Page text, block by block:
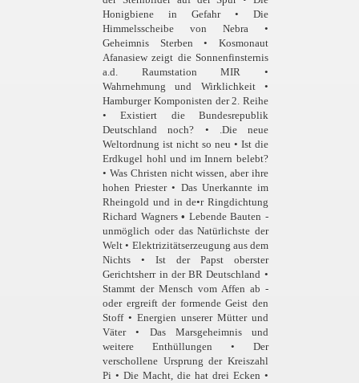
Honigbiene in Gefahr • Die
Himmelsscheibe von Nebra •
Geheimnis Sterben • Kosmonaut
Afanasiew zeigt die Sonnenfinsternis
a.d. Raumstation MIR •
Wahrnehmung und Wirklichkeit •
Hamburger Komponisten der 2. Reihe
• Existiert die Bundesrepublik
Deutschland noch? • .Die neue
Weltordnung ist nicht so neu • Ist die
Erdkugel hohl und im Innern belebt?
• Was Christen nicht wissen, aber ihre
hohen Priester • Das Unerkannte im
Rheingold und in de•r Ringdichtung
Richard Wagners• Lebende Bauten -
unmöglich oder das Natürlichste der
Welt • Elektrizitätserzeugung aus dem
Nichts • Ist der Papst oberster
Gerichtsherr in der BR Deutschland •
Stammt der Mensch vom Affen ab -
oder ergreift der formende Geist den
Stoff • Energien unserer Mütter und
Väter • Das Marsgeheimnis und
weitere Enthüllungen • Der
verschollene Ursprung der Kreiszahl
Pi • Die Macht, die hat drei Ecken •